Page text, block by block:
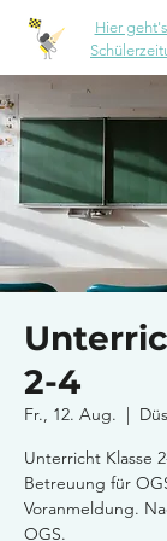
Hier
2-4
Fr., 12. Aug.
  |
Unterricht Klasse
Betreuung für
Voranmeldung.
OGS.